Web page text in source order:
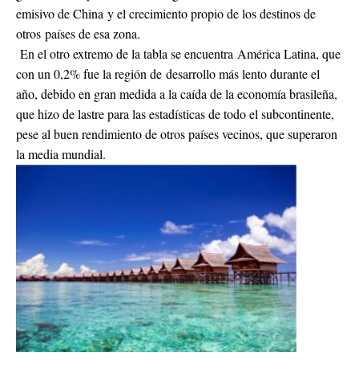
emisivo de China y el crecimiento propio de los destinos de
otros países de esa zona.
En el otro extremo de la tabla se encuentra América Latina, que
con un 0,2% fue la región de desarrollo más lento durante el
año, debido en gran medida a la caída de la economía brasileña,
que hizo de lastre para las estadísticas de todo el subcontinente,
pese al buen rendimiento de otros países vecinos, que superaron
la media mundial.